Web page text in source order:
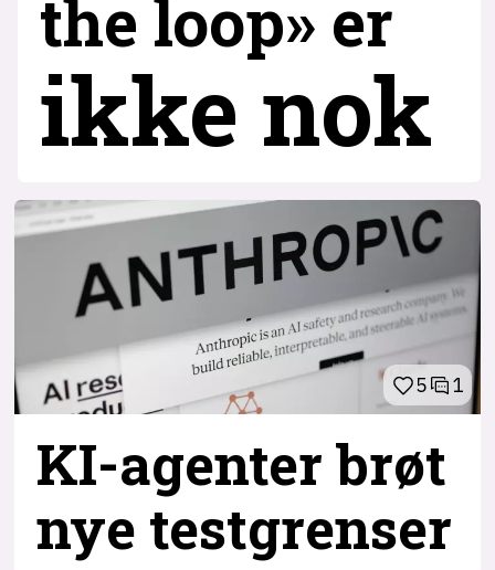
the loop» er
ikke nok
5 1
KI-agenter brøt
nye testgrenser